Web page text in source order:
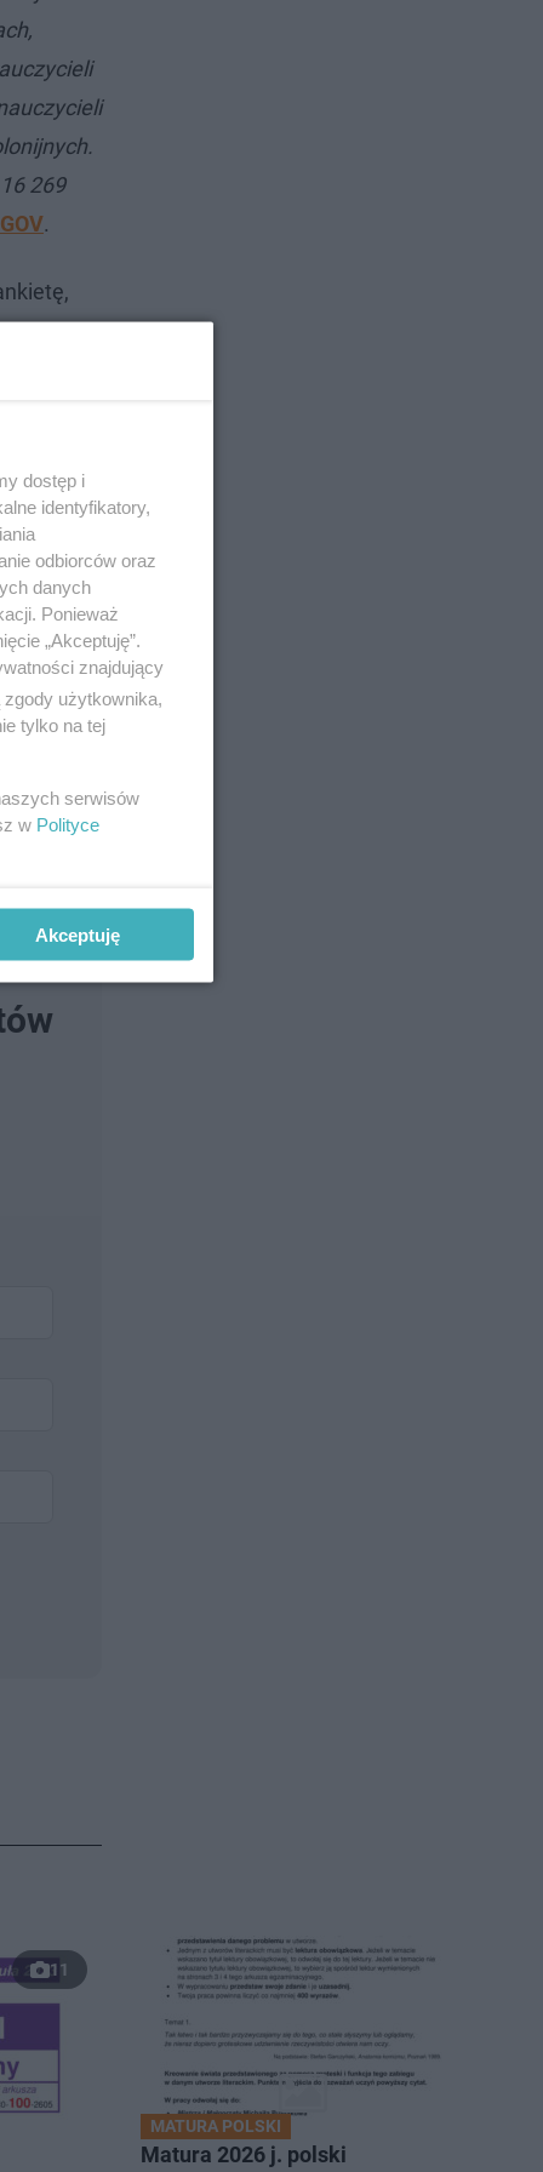
269
.
11
MATURA POLSKI
Matura 2026 j. polski
dostęp i
identyfikatory,
odbiorców oraz
danych
Ponieważ
„Akceptuję”.
znajdujący
użytkownika,
tylko na tej
serwisów
w Polityce
Akceptuję